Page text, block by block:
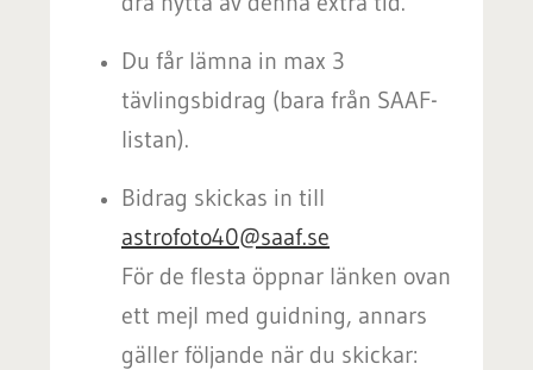
Du får lämna in max 3
tävlingsbidrag (bara från SAAF-
listan).
Bidrag skickas in till
astrofoto40@saaf.se
För de flesta öppnar länken ovan
ett mejl med guidning, annars
gäller följande när du skickar: